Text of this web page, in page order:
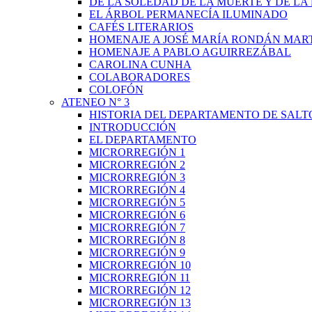
EL ÁRBOL PERMANECÍA ILUMINADO
CAFÉS LITERARIOS
HOMENAJE A JOSÉ MARÍA RONDÁN
HOMENAJE A PABLO AGUIRREZÁBAL
CAROLINA CUNHA
COLABORADORES
COLOFÓN
ATENEO N° 3
HISTORIA DEL DEPARTAMENTO DE
INTRODUCCIÓN
EL DEPARTAMENTO
MICRORREGIÓN 1
MICRORREGIÓN 2
MICRORREGIÓN 3
MICRORREGIÓN 4
MICRORREGIÓN 5
MICRORREGIÓN 6
MICRORREGIÓN 7
MICRORREGIÓN 8
MICRORREGIÓN 9
MICRORREGIÓN 10
MICRORREGIÓN 11
MICRORREGIÓN 12
MICRORREGIÓN 13